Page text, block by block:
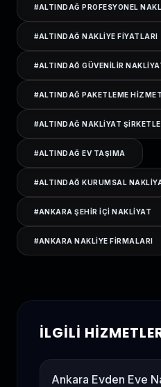
#ALTINDAĞ PROFESYONEL
#ALTINDAĞ NAKLIYE FIYATLARI
#ALTINDAĞ GÜVENILIR
#ALTINDAĞ PAKETLEME
#ALTINDAĞ NAKLIYAT
#ALTINDAĞ EV TAŞIMA
#ALTINDAĞ KURUMSAL
#ANKARA ŞEHIR IÇI NAKLIYAT
#ANKARA NAKLIYE FIRMALARI
İLGILI
Ankara Evden Eve